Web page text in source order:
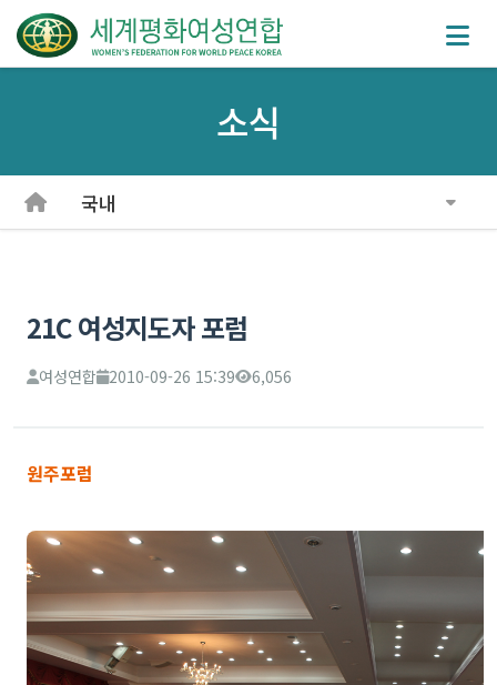
소식
국내
21C 여성지도자 포럼
여성연합 2010-09-26 15:39 6,056
원주포럼